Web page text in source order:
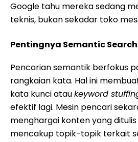
Google tahu mereka sedang
teknis, bukan sekadar toko
Pentingnya Semantic Search
Pencarian semantik berfokus
rangkaian kata. Hal ini
kata kunci ataukeyword
efektif lagi. Mesin pencari
menghargai konten yang
mencakup topik-topik terkait